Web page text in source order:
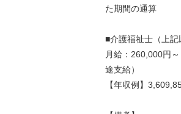
た期間の通算
■介護福祉士（上
月給：260,000円
途支給）
【年収例】